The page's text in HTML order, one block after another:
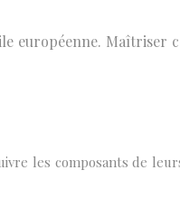
européenne. Maîtriser
les composants de